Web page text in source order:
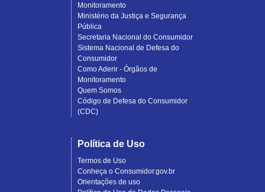
Monitoramento
Ministério da Justiça e Segurança
Pública
Secretaria Nacional do Consumidor
Sistema Nacional de Defesa do
Consumidor
Como Aderir - Órgãos de
Monitoramento
Quem Somos
Código de Defesa do Consumidor
(CDC)
Política de Uso
Termos de Uso
Conheça o Consumidor.gov.br
Orientações de uso